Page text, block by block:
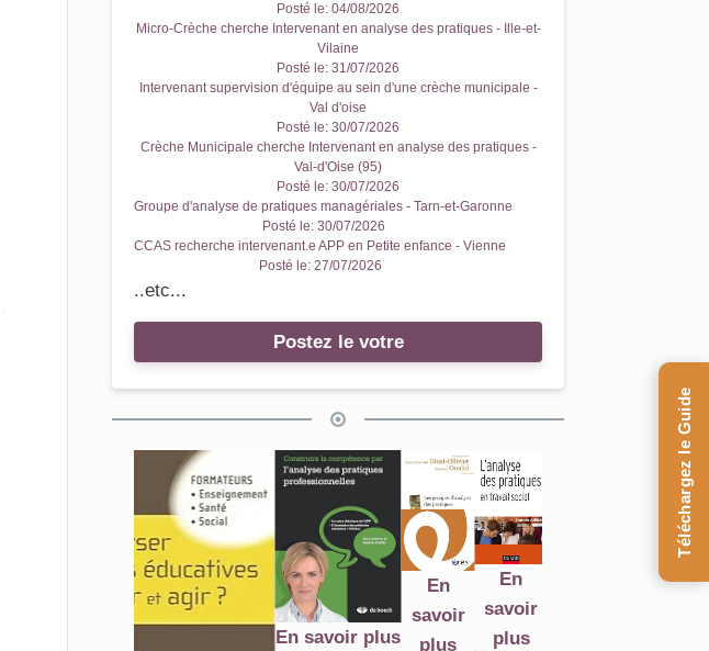
Posté le: 04/08/2026
Micro-Crèche cherche Intervenant en analyse des pratiques - Ille-et-
Vilaine
Posté le: 31/07/2026
Intervenant supervision d'équipe au sein d'une crèche municipale -
Val d'oise
Posté le: 30/07/2026
Crèche Municipale cherche Intervenant en analyse des pratiques -
Val-d'Oise (95)
Posté le: 30/07/2026
Groupe d'analyse de pratiques managériales - Tarn-et-Garonne
Posté le: 30/07/2026
CCAS recherche intervenant.e APP en Petite enfance - Vienne
Posté le: 27/07/2026
..etc...
Postez le votre
En savoir plus
En
savoir
plus
En
savoir
plus
Téléchargez le Guide